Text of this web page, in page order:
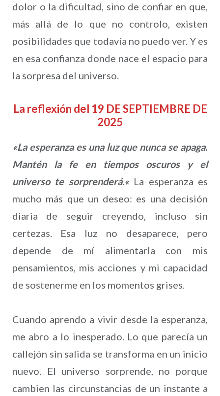
dolor o la dificultad, sino de confiar en que,
más allá de lo que no controlo, existen
posibilidades que todavía no puedo ver. Y es
en esa confianza donde nace el espacio para
la sorpresa del universo.
La reflexión del 19 DE SEPTIEMBRE DE
2025
«La esperanza es una luz que nunca se apaga.
Mantén la fe en tiempos oscuros y el
universo te sorprenderá.«La esperanza es
mucho más que un deseo: es una decisión
diaria de seguir creyendo, incluso sin
certezas. Esa luz no desaparece, pero
depende de mí alimentarla con mis
pensamientos, mis acciones y mi capacidad
de sostenerme en los momentos grises.
Cuando aprendo a vivir desde la esperanza,
me abro a lo inesperado. Lo que parecía un
callejón sin salida se transforma en un inicio
nuevo. El universo sorprende, no porque
cambien las circunstancias de un instante a